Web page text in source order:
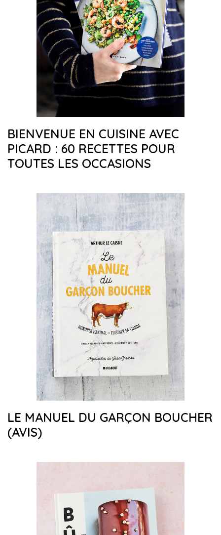
BIENVENUE EN CUISINE AVEC
PICARD : 60 RECETTES POUR
TOUTES LES OCCASIONS
LE MANUEL DU GARÇON BOUCHER
(AVIS)